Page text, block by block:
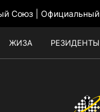
ЖИЗА РЕЗИДЕНТЫ
Союз |